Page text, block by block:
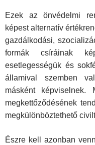
Ezek az önvédelmi
képest alter­natív
gazdálkodási,
formák csíráinak
esetlegességük és
államival szemben
másként képvi­selnek.
megkettőződésének
megkülönböztethető
Észre kell azonban